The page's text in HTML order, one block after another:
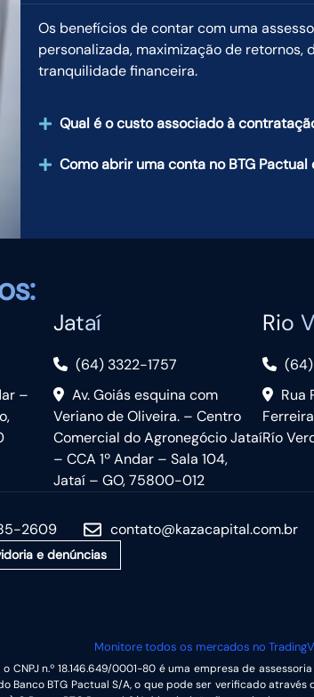
Os benefícios de contar com uma
personalizada, maximização de
tranquilidade financeira.
Qual é o custo associado à
Como abrir uma conta no BTG
–
Jataí
(64) 3322-1757
Av. Goiás esquina com
Veriano de Oliveira. – Centro
Comercial do Agronegócio Jataí
– CCA 1º Andar – Sala 104,
Jataí – GO, 75800-012
Rio
Rua
Río
2609 contato@kazacapital.com.br
e denúncias
Monitore todos os mercados no
sob o CNPJ n.º 18.146.649/0001-80 é uma empresa de
BTG Pactual S/A, o que pode ser verificado através